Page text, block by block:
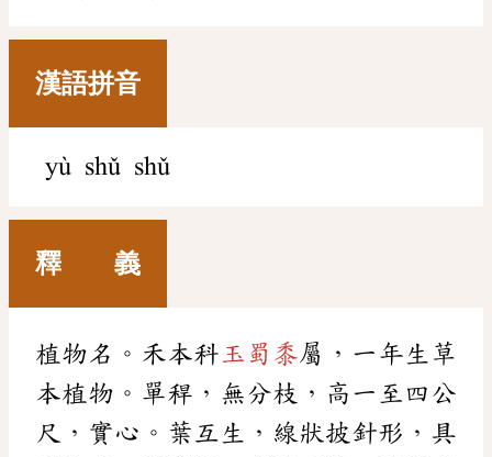
漢語拼音
yù shǔ shǔ
釋 義
植物名。禾本科玉蜀黍屬，一年生草
本植物。單稈，無分枝，高一至四公
尺，實心。葉互生，線狀披針形，具